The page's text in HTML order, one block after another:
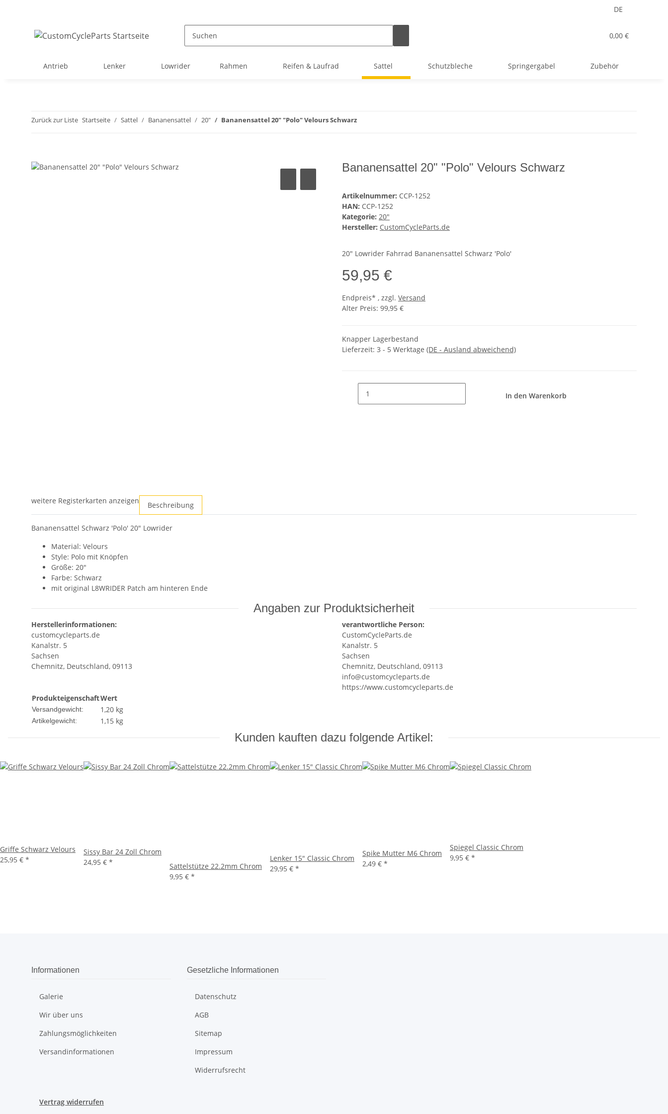
DE
0,00 €
Antrieb Lenker Lowrider Rahmen Reifen & Laufrad Sattel Schutzbleche Springergabel Zubehör
Zurück zur Liste Startseite Sattel Bananensattel 20" Bananensattel 20" "Polo" Velours Schwarz
Bananensattel 20" "Polo" Velours Schwarz
Artikelnummer: CCP-1252
HAN: CCP-1252
Kategorie: 20"
Hersteller: CustomCycleParts.de
20" Lowrider Fahrrad Bananensattel Schwarz 'Polo'
59,95 €
Endpreis* , zzgl. Versand
Alter Preis: 99,95 €
Knapper Lagerbestand
Lieferzeit: 3 - 5 Werktage (DE - Ausland abweichend)
In den Warenkorb
weitere Registerkarten anzeigen Beschreibung
Bananensattel Schwarz 'Polo' 20" Lowrider
Material: Velours
Style: Polo mit Knöpfen
Größe: 20"
Farbe: Schwarz
mit original L8WRIDER Patch am hinteren Ende
Angaben zur Produktsicherheit
Herstellerinformationen:
customcycleparts.de
Kanalstr. 5
Sachsen
Chemnitz, Deutschland, 09113
verantwortliche Person:
CustomCycleParts.de
Kanalstr. 5
Sachsen
Chemnitz, Deutschland, 09113
info@customcycleparts.de
https://www.customcycleparts.de
ProdukteigenschaftWert
Versandgewicht: 1,20 kg
Artikelgewicht: 1,15 kg
Kunden kauften dazu folgende Artikel:
Griffe Schwarz Velours
25,95 € *
Sissy Bar 24 Zoll Chrom
24,95 € *
Sattelstütze 22.2mm Chrom
9,95 € *
Lenker 15" Classic Chrom
29,95 € *
Spike Mutter M6 Chrom
2,49 € *
Spiegel Classic Chrom
9,95 € *
Informationen
Galerie
Wir über uns
Zahlungsmöglichkeiten
Versandinformationen
Gesetzliche Informationen
Datenschutz
AGB
Sitemap
Impressum
Widerrufsrecht
Vertrag widerrufen